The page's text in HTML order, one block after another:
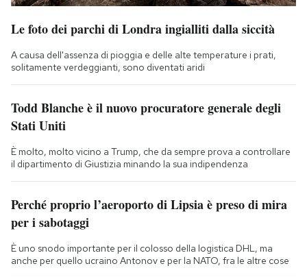
Le foto dei parchi di Londra ingialliti dalla siccità
A causa dell'assenza di pioggia e delle alte temperature i prati,
solitamente verdeggianti, sono diventati aridi
Todd Blanche è il nuovo procuratore generale degli
Stati Uniti
È molto, molto vicino a Trump, che da sempre prova a controllare
il dipartimento di Giustizia minando la sua indipendenza
Perché proprio l’aeroporto di Lipsia è preso di mira
per i sabotaggi
È uno snodo importante per il colosso della logistica DHL, ma
anche per quello ucraino Antonov e per la NATO, fra le altre cose